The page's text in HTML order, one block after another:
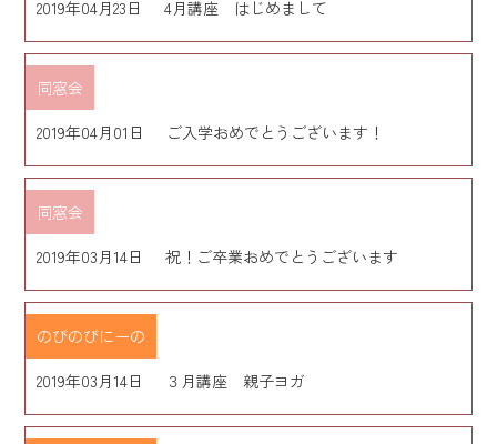
2019年04月23日
4月講座 はじめまして
同窓会
2019年04月01日
ご入学おめでとうございます！
同窓会
2019年03月14日
祝！ご卒業おめでとうございます
のびのびにーの
2019年03月14日
３月講座 親子ヨガ